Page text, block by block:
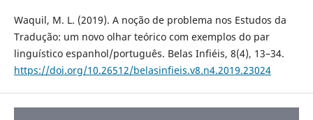
Waquil, M. L. (2019). A noção de problema nos Estudos da
Tradução: um novo olhar teórico com exemplos do par
linguístico espanhol/português. Belas Infiéis, 8(4), 13–34.
https://doi.org/10.26512/belasinfieis.v8.n4.2019.23024